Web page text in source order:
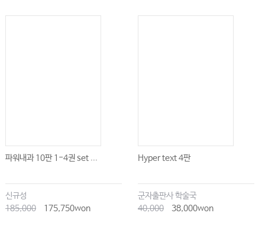
파워내과 10판 1-4권 set ...
신규성
185,000
175,750won
Hyper text 4판
군자출판사 학술국
40,000
38,000won